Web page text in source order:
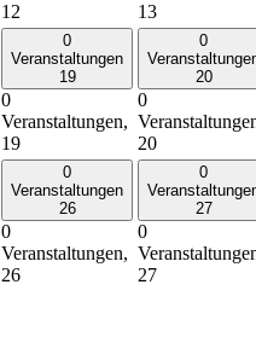
12
13
0
Veranstaltungen
19
0
Veranstaltungen,
19
0
20
0
20
0
Veranstaltungen
26
0
Veranstaltungen,
26
0
27
0
27